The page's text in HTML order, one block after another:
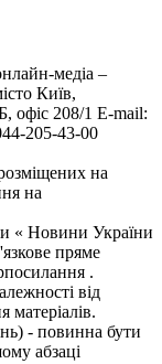
медіа –
Київ,
208/1 E-mail:
205-43-00
на
на
« Новини України
пряме
.
від
матеріалів.
- повинна бути
абзаці